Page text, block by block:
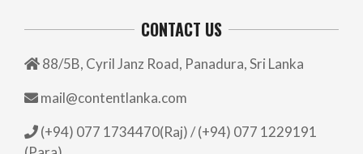
CONTACT US
88/5B, Cyril Janz Road, Panadura, Sri Lanka
mail@contentlanka.com
(+94) 077 1734470(Raj) / (+94) 077 1229191